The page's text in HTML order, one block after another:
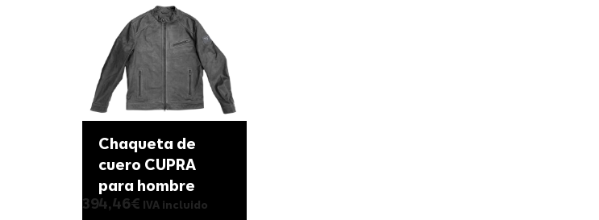
Chaqueta de
cuero CUPRA
para hombre
394,46€ IVA incluido